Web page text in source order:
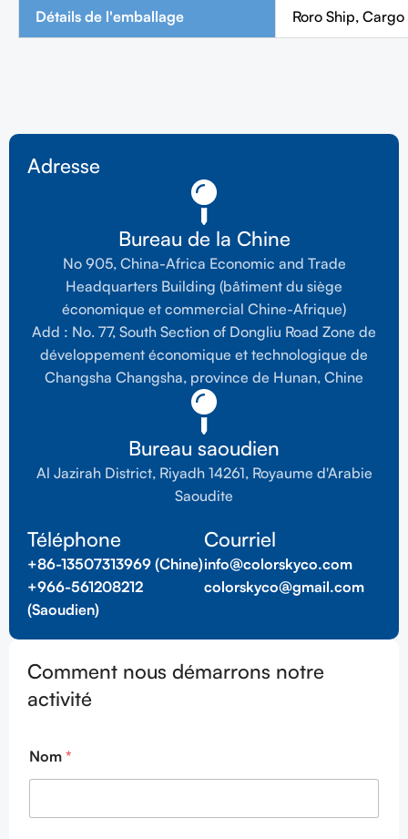
Détails de l'emballage Roro Ship,
Adresse
Bureau de la Chine
No 905, China-Africa Economic and Trade
Headquarters Building (bâtiment du siège
économique et commercial Chine-Afrique)
Add : No. 77, South Section of Dongliu Road Zone de
développement économique et technologique de
Changsha Changsha, province de Hunan, Chine
Bureau saoudien
Al Jazirah District, Riyadh 14261, Royaume d'Arabie
Saoudite
Téléphone
+86-13507313969 (Chine)
+966-561208212
(Saoudien)
Courriel
info@colorskyco.com
colorskyco@gmail.com
Comment nous démarrons notre
activité
*
d
Nom *